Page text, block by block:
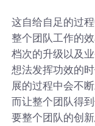
这自给自足的过
整个团队工作的
档次的升级以及
想法发挥功效的
展的过程中会不
而让整个团队得
要整个团队的创